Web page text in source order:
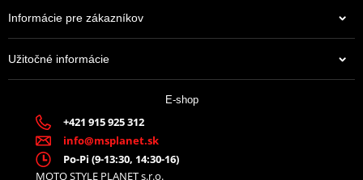
Informácie pre zákazníkov
Užitočné informácie
E-shop
+421 915 925 312
info@msplanet.sk
Po-Pi (9-13:30, 14:30-16)
MOTO STYLE PLANET s.r.o.